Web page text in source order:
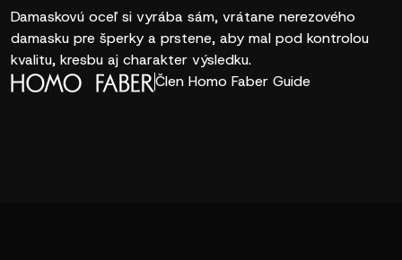
Damaskovú oceľ si vyrába sám, vrátane nerezového
damasku pre šperky a prstene, aby mal pod kontrolou
kvalitu, kresbu aj charakter výsledku.
Člen Homo Faber Guide